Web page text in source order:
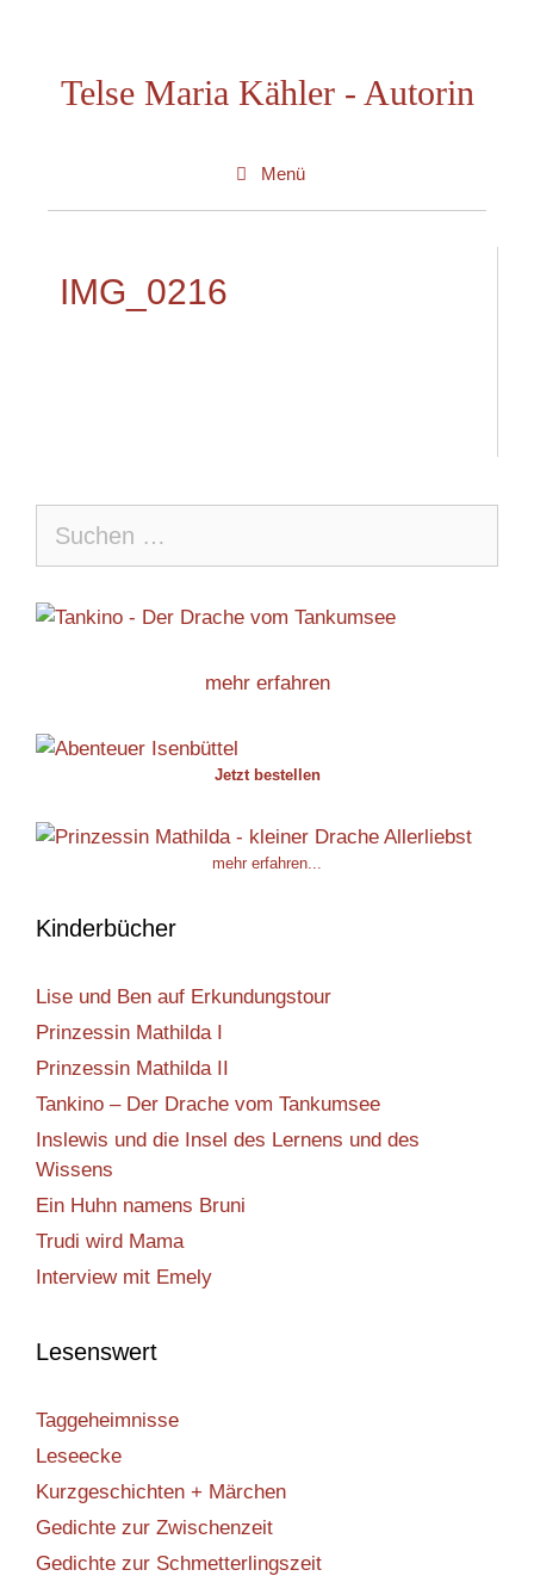
springenTelse Maria Kähler - Autorin
Menü
IMG_0216
nach:
mehr erfahren
Jetzt bestellen
mehr erfahren...
Kinderbücher
Lise und Ben auf Erkundungstour
Prinzessin Mathilda I
Prinzessin Mathilda II
Tankino – Der Drache vom Tankumsee
Inslewis und die Insel des Lernens und des
Wissens
Ein Huhn namens Bruni
Trudi wird Mama
Interview mit Emely
Lesenswert
Taggeheimnisse
Leseecke
Kurzgeschichten + Märchen
Gedichte zur Zwischenzeit
Gedichte zur Schmetterlingszeit